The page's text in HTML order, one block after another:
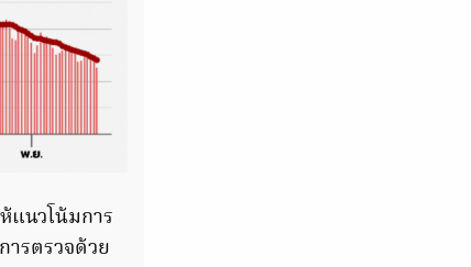
แนวโน้มการ
ารตรวจด้วย